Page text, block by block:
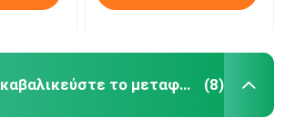
ηλεκτρικός καβαλικεύστε το μεταφορέα (8)